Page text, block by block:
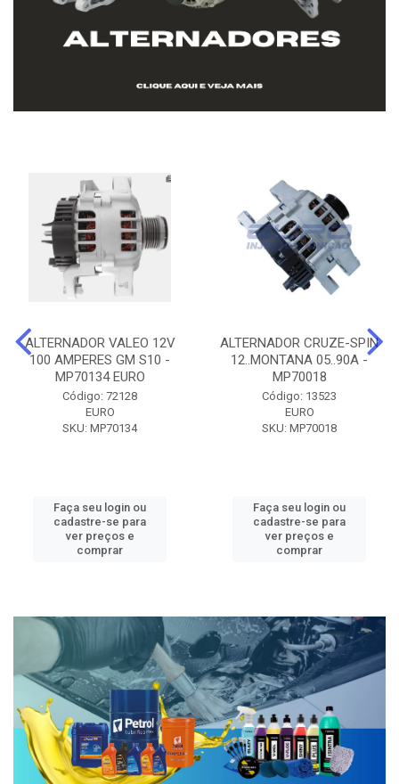
ALTERNADOR VALEO 12V
100 AMPERES GM S10 -
MP70134 EURO
Código: 72128
EURO
SKU: MP70134
Faça seu login ou
cadastre-se para
ver preços e
comprar
ALTERNADOR CRUZE-SPIN
12..MONTANA 05..90A -
MP70018
Código: 13523
EURO
SKU: MP70018
Faça seu login ou
cadastre-se para
ver preços e
comprar